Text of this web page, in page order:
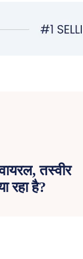
तस्वीर
रहा है?